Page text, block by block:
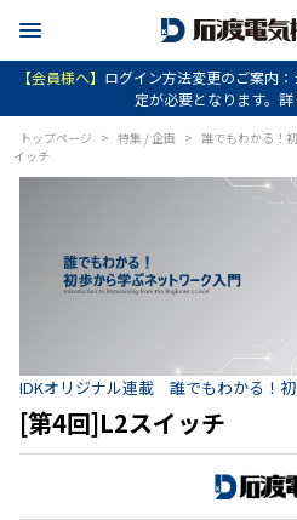
【会員様へ】 ログイン方法変更のご案内
定が必要となります。
トップページ > 特集 / 企画 > 誰でもわかる！
イッチ
IDKオリジナル連載 誰でもわかる！
[第4回]L2スイッチ